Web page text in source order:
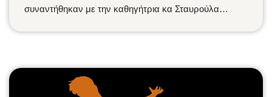
συναντήθηκαν με την καθηγήτρια κα Σταυρούλα…